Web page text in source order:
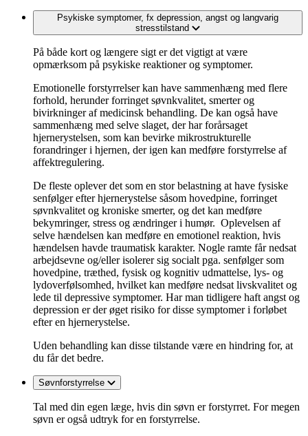
Psykiske symptomer, fx depression, angst og langvarig
stresstilstand
På både kort og længere sigt er det vigtigt at være
opmærksom på psykiske reaktioner og symptomer.
Emotionelle forstyrrelser kan have sammenhæng med flere
forhold, herunder forringet søvnkvalitet, smerter og
bivirkninger af medicinsk behandling. De kan også have
sammenhæng med selve slaget, der har forårsaget
hjernerystelsen, som kan bevirke mikrostrukturelle
forandringer i hjernen, der igen kan medføre forstyrrelse af
affektregulering.
De fleste oplever det som en stor belastning at have fysiske
senfølger efter hjernerystelse såsom hovedpine, forringet
søvnkvalitet og kroniske smerter, og det kan medføre
bekymringer, stress og ændringer i humør. Oplevelsen af
selve hændelsen kan medføre en emotionel reaktion, hvis
hændelsen havde traumatisk karakter. Nogle ramte får nedsat
arbejdsevne og/eller isolerer sig socialt pga. senfølger som
hovedpine, træthed, fysisk og kognitiv udmattelse, lys- og
lydoverfølsomhed, hvilket kan medføre nedsat livskvalitet og
lede til depressive symptomer. Har man tidligere haft angst og
depression er der øget risiko for disse symptomer i forløbet
efter en hjernerystelse.
Uden behandling kan disse tilstande være en hindring for, at
du får det bedre.
Søvnforstyrrelse
Tal med din egen læge, hvis din søvn er forstyrret. For megen
søvn er også udtryk for en forstyrrelse.